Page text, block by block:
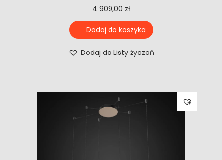
4 909,00 zł
Dodaj do koszyka
Dodaj do Listy życzeń